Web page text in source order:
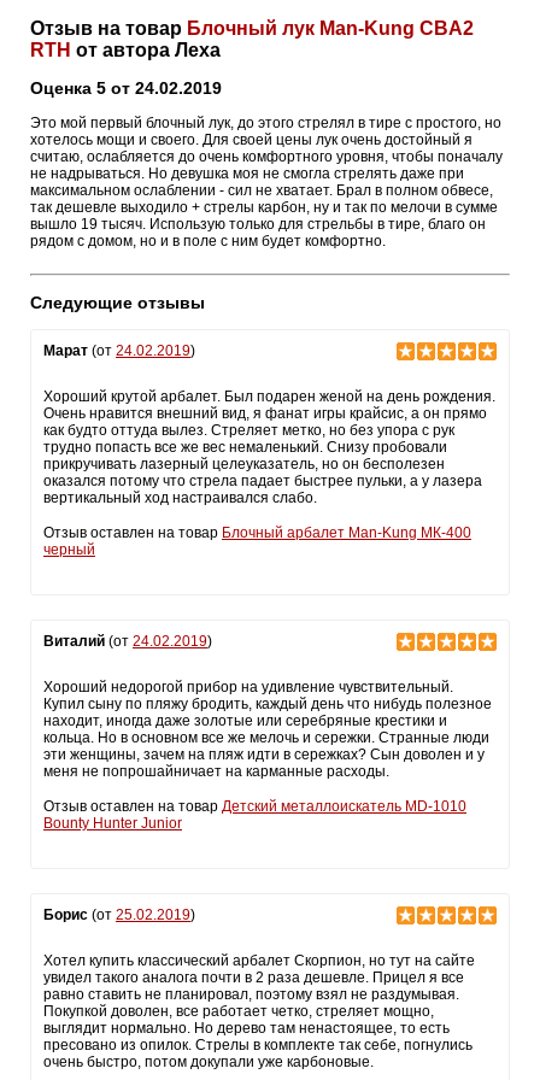
Отзыв на товар Блочный лук Man-Kung CBA2
RTH от автора Леха
Оценка 5 от 24.02.2019
Это мой первый блочный лук, до этого стрелял в тире с простого, но
хотелось мощи и своего. Для своей цены лук очень достойный я
считаю, ослабляется до очень комфортного уровня, чтобы поначалу
не надрываться. Но девушка моя не смогла стрелять даже при
максимальном ослаблении - сил не хватает. Брал в полном обвесе,
так дешевле выходило + стрелы карбон, ну и так по мелочи в сумме
вышло 19 тысяч. Использую только для стрельбы в тире, благо он
рядом с домом, но и в поле с ним будет комфортно.
Следующие отзывы
Марат (от 24.02.2019)
Хороший крутой арбалет. Был подарен женой на день рождения.
Очень нравится внешний вид, я фанат игры крайсис, а он прямо
как будто оттуда вылез. Стреляет метко, но без упора с рук
трудно попасть все же вес немаленький. Снизу пробовали
прикручивать лазерный целеуказатель, но он бесполезен
оказался потому что стрела падает быстрее пульки, а у лазера
вертикальный ход настраивался слабо.
Отзыв оставлен на товар Блочный арбалет Man-Kung МК-400
черный
Виталий (от 24.02.2019)
Хороший недорогой прибор на удивление чувствительный.
Купил сыну по пляжу бродить, каждый день что нибудь полезное
находит, иногда даже золотые или серебряные крестики и
кольца. Но в основном все же мелочь и сережки. Странные люди
эти женщины, зачем на пляж идти в сережках? Сын доволен и у
меня не попрошайничает на карманные расходы.
Отзыв оставлен на товар Детский металлоискатель MD-1010
Bounty Hunter Junior
Борис (от 25.02.2019)
Хотел купить классический арбалет Скорпион, но тут на сайте
увидел такого аналога почти в 2 раза дешевле. Прицел я все
равно ставить не планировал, поэтому взял не раздумывая.
Покупкой доволен, все работает четко, стреляет мощно,
выглядит нормально. Но дерево там ненастоящее, то есть
пресовано из опилок. Стрелы в комплекте так себе, погнулись
очень быстро, потом докупали уже карбоновые.